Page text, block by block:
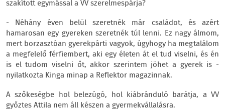
szakított egymással a VV szerelmespárja?
- Néhány éven belül szeretnék már családot, és azért
hamarosan egy gyereken szeretnék túl lenni. Ez nagy álmom,
mert borzasztóan gyerekpárti vagyok, úgyhogy ha megtalálom
a megfelelő férfiembert, aki egy életen át el tud viselni, és én
is el tudom viselni őt, akkor szerintem jöhet a gyerek is -
nyilatkozta Kinga minap a Reflektor magazinnak.
A szőkeségbe hol belezúgó, hol kiábránduló barátja, a VV
győztes Attila nem áll készen a gyermekvállalásra.